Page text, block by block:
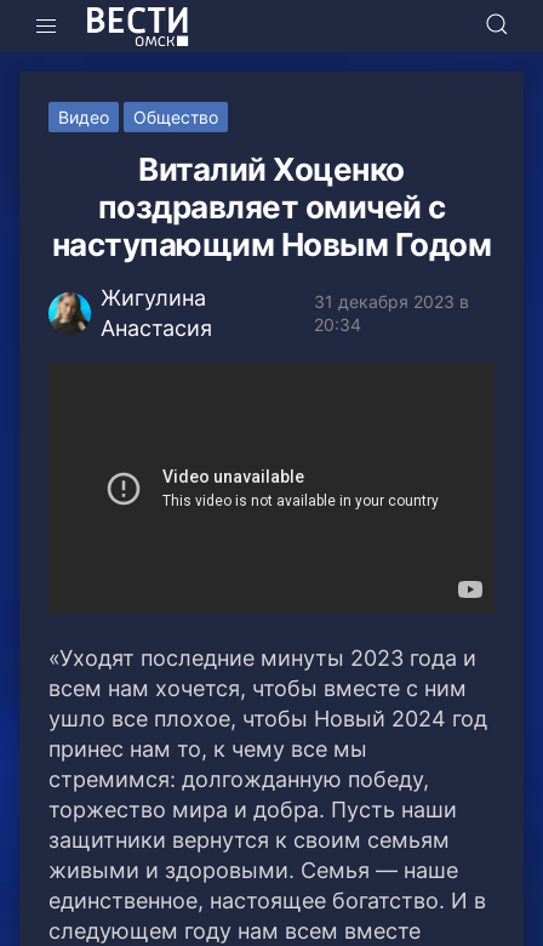
Видео Общество
Виталий Хоценко
поздравляет омичей с
наступающим Новым Годом
Жигулина
Анастасия
31 декабря 2023 в
20:34
«Уходят последние минуты 2023 года и
всем нам хочется, чтобы вместе с ним
ушло все плохое, чтобы Новый 2024 год
принес нам то, к чему все мы
стремимся: долгожданную победу,
торжество мира и добра. Пусть наши
защитники вернутся к своим семьям
живыми и здоровыми. Семья — наше
единственное, настоящее богатство. И в
следующем году нам всем вместе